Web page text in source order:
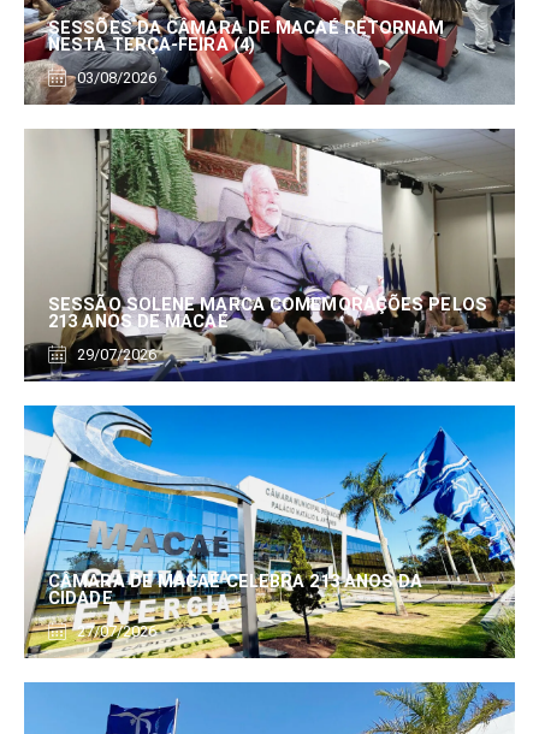
SESSÕES DA CÂMARA DE MACAÉ RETORNAM
NESTA TERÇA-FEIRA (4)
03/08/2026
SESSÃO SOLENE MARCA COMEMORAÇÕES PELOS
213 ANOS DE MACAÉ
29/07/2026
CÂMARA DE MACAÉ CELEBRA 213 ANOS DA
CIDADE
27/07/2026